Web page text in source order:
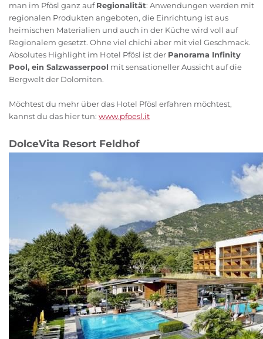
man im Pfösl ganz aufRegionalität: Anwendungen werden mit
regionalen Produkten angeboten, die Einrichtung ist aus
heimischen Materialien und auch in der Küche wird voll auf
Regionalem gesetzt. Ohne viel chichi aber mit viel Geschmack.
Absolutes Highlight im Hotel Pfösl ist der Panorama Infinity
Pool, ein Salzwasserpool mit sensationeller Aussicht auf die
Bergwelt der Dolomiten.
Möchtest du mehr über das Hotel Pfösl erfahren möchtest,
kannst du das hier tun: www.pfoesl.it
DolceVita Resort Feldhof